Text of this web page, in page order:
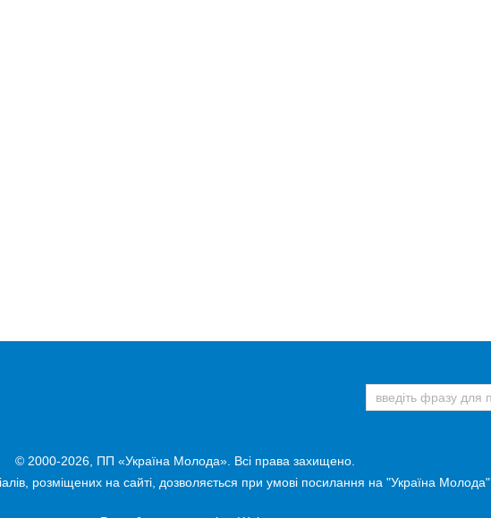
© 2000-2026, ПП «Україна Молода». Всі права захищено.
розміщених на сайті, дозволяється при умові посилання на "Україна Молода".